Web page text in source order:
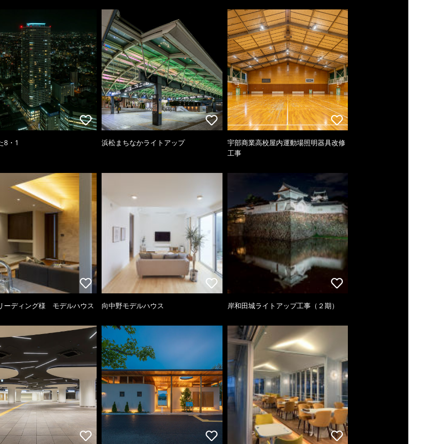
8・1 浜松まちなかライトアップ
宇部商業高校屋内運動場照明器具改修
工事
ーディング様 モデルハウス 向中野モデルハウス 岸和田城ライトアップ工事（２期）